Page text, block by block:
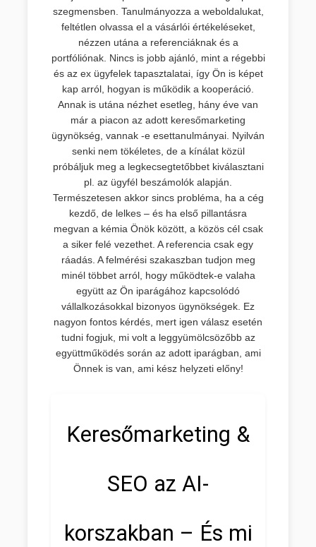
szegmensben. Tanulmányozza a weboldalukat,
feltétlen olvassa el a vásárlói értékeléseket,
nézzen utána a referenciáknak és a
portfóliónak. Nincs is jobb ajánló, mint a régebbi
és az ex ügyfelek tapasztalatai, így Ön is képet
kap arról, hogyan is működik a kooperáció.
Annak is utána nézhet esetleg, hány éve van
már a piacon az adott keresőmarketing
ügynökség, vannak -e esettanulmányai. Nyilván
senki nem tökéletes, de a kínálat közül
próbáljuk meg a legkecsegtetőbbet kiválasztani
pl. az ügyfél beszámolók alapján.
Természetesen akkor sincs probléma, ha a cég
kezdő, de lelkes – és ha első pillantásra
megvan a kémia Önök között, a közös cél csak
a siker felé vezethet. A referencia csak egy
ráadás. A felmérési szakaszban tudjon meg
minél többet arról, hogy működtek-e valaha
együtt az Ön iparágához kapcsolódó
vállalkozásokkal bizonyos ügynökségek. Ez
nagyon fontos kérdés, mert igen válasz esetén
tudni fogjuk, mi volt a leggyümölcsözőbb az
együttműködés során az adott iparágban, ami
Önnek is van, ami kész helyzeti előny!
Keresőmarketing &
SEO az AI-
korszakban – És mi